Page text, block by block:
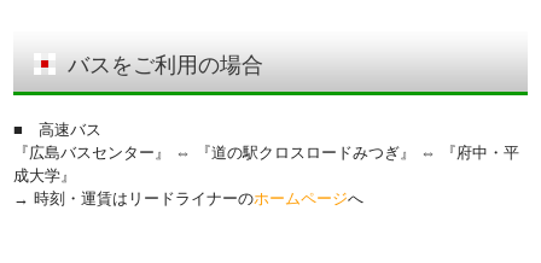
バスをご利用の場合
■ 高速バス
『広島バスセンター』 ⇔ 『道の駅クロスロードみつぎ』 ⇔ 『府中・平
成大学』
→ 時刻・運賃はリードライナーのホームページへ